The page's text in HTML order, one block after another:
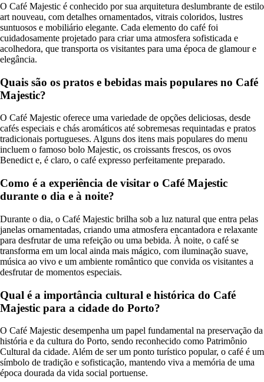
O Café Majestic é conhecido por sua arquitetura deslumbrante de estilo
art nouveau, com detalhes ornamentados, vitrais coloridos, lustres
suntuosos e mobiliário elegante. Cada elemento do café foi
cuidadosamente projetado para criar uma atmosfera sofisticada e
acolhedora, que transporta os visitantes para uma época de glamour e
elegância.
Quais são os pratos e bebidas mais populares no Café
Majestic?
O Café Majestic oferece uma variedade de opções deliciosas, desde
cafés especiais e chás aromáticos até sobremesas requintadas e pratos
tradicionais portugueses. Alguns dos itens mais populares do menu
incluem o famoso bolo Majestic, os croissants frescos, os ovos
Benedict e, é claro, o café expresso perfeitamente preparado.
Como é a experiência de visitar o Café Majestic
durante o dia e à noite?
Durante o dia, o Café Majestic brilha sob a luz natural que entra pelas
janelas ornamentadas, criando uma atmosfera encantadora e relaxante
para desfrutar de uma refeição ou uma bebida. À noite, o café se
transforma em um local ainda mais mágico, com iluminação suave,
música ao vivo e um ambiente romântico que convida os visitantes a
desfrutar de momentos especiais.
Qual é a importância cultural e histórica do Café
Majestic para a cidade do Porto?
O Café Majestic desempenha um papel fundamental na preservação da
história e da cultura do Porto, sendo reconhecido como Patrimônio
Cultural da cidade. Além de ser um ponto turístico popular, o café é um
símbolo de tradição e sofisticação, mantendo viva a memória de uma
época dourada da vida social portuense.